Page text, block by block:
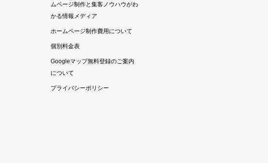
ムページ制作と集客ノウハウがわ
かる情報メディア
ホームページ制作費用について
個別料金表
Googleマップ無料登録のご案内
について
プライバシーポリシー